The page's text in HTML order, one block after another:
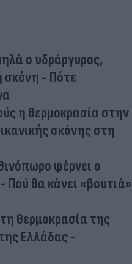
ο υδράργυρος,
σκόνη - Πότε
η θερμοκρασία στην
σκόνης στη
φέρνει ο
Πού θα κάνει «βουτιά»
θερμοκρασία της
Ελλάδας -